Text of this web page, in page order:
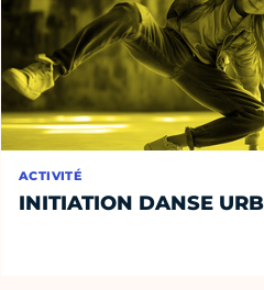
ACTIVITÉ
INITIATION DANSE